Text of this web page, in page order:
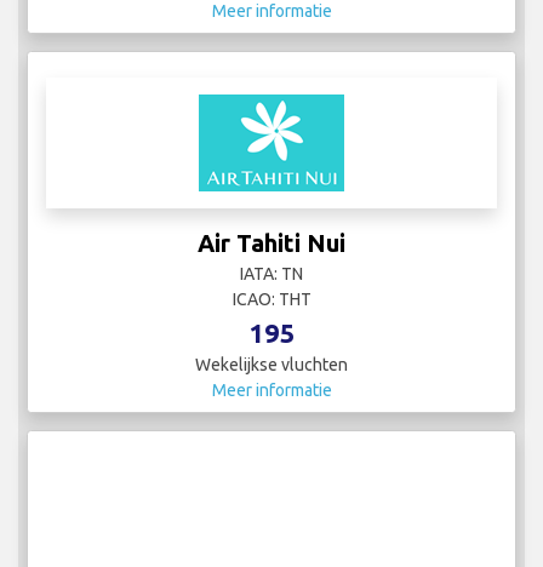
Meer informatie
Air Tahiti Nui
IATA: TN
ICAO: THT
195
Wekelijkse vluchten
Meer informatie